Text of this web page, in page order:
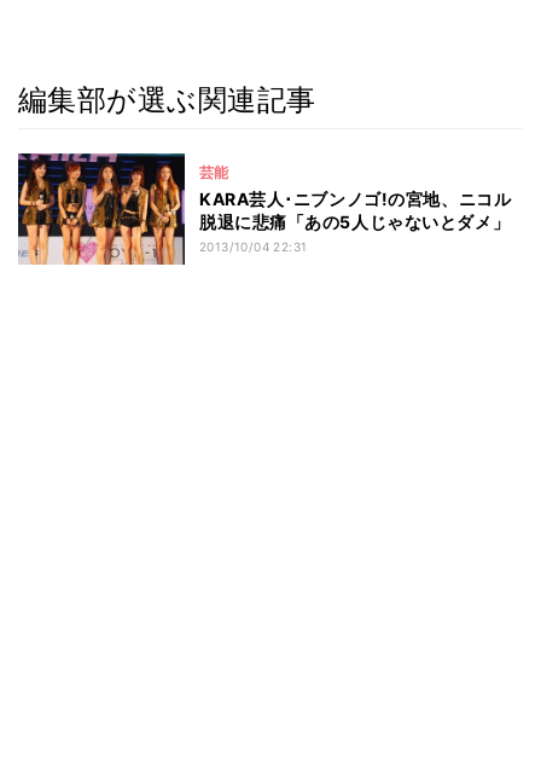
編集部が選ぶ関連記事
芸能
KARA芸人･ニブンノゴ!の宮地、ニコル
脱退に悲痛「あの5人じゃないとダメ」
2013/10/04 22:31